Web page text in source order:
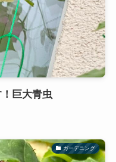
巨大青虫
ガーデニング